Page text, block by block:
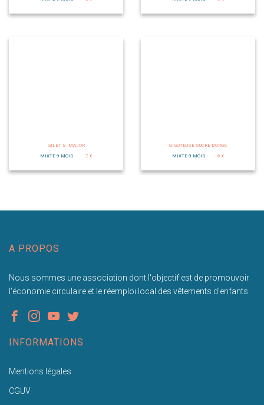
GILET S. MAJOR
MIXTE 9 MOIS
7 €
GIGOTEUSE SUCRE D'ORGE
MIXTE 9 MOIS
8 €
A PROPOS
Nous sommes une association dont l'objectif est de promouvoir
l'économie circulaire et le réemploi local des vêtements d'enfants.
INFORMATIONS
Mentions légales
CGUV